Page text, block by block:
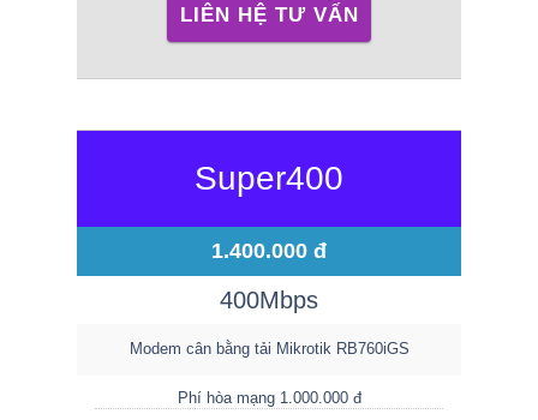
LIÊN HỆ TƯ VẤN
Super400
1.400.000 đ
400Mbps
Modem cân bằng tải Mikrotik RB760iGS
Phí hòa mạng 1.000.000 đ